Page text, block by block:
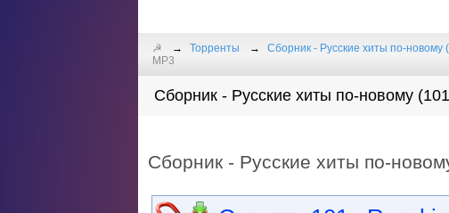
☭ Торренты Сборник - Русские хиты по-новому
MP3
Сборник - Русские хиты по-новому
Сборник - Русские хиты по-